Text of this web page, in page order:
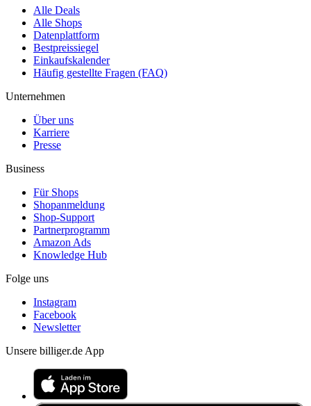
Alle Deals
Alle Shops
Datenplattform
Bestpreissiegel
Einkaufskalender
Häufig gestellte Fragen (FAQ)
Unternehmen
Über uns
Karriere
Presse
Business
Für Shops
Shopanmeldung
Shop-Support
Partnerprogramm
Amazon Ads
Knowledge Hub
Folge uns
Instagram
Facebook
Newsletter
Unsere billiger.de App